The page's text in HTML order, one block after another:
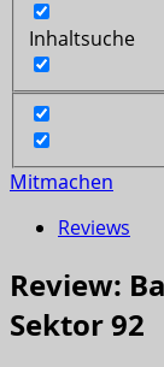
Inhaltsuche
Mitmachen
Reviews
Review:
Sektor 92